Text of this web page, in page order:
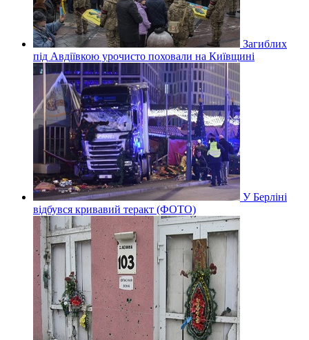
Загиблих
під Авдіївкою урочисто поховали на Київщині
У Берліні
відбувся кривавий теракт (ФОТО)